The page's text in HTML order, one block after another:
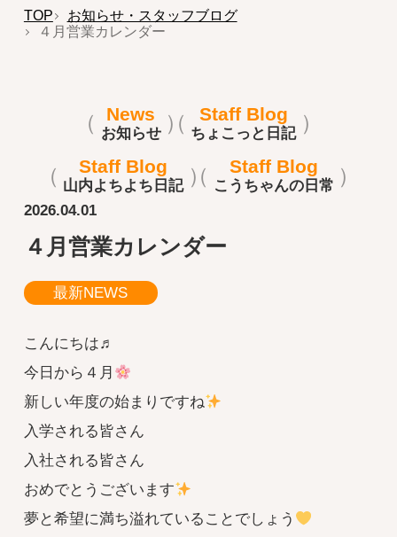
TOP
お知らせ・スタッフブログ
４月営業カレンダー
News
お知らせ
Staff Blog
ちょこっと日記
Staff Blog
山内よちよち日記
Staff Blog
こうちゃんの日常
2026.04.01
４月営業カレンダー
最新NEWS
こんにちは♬
今日から４月
新しい年度の始まりですね
入学される皆さん
入社される皆さん
おめでとうございます
夢と希望に満ち溢れていることでしょう